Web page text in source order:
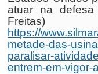
atuar na
Freitas)
https://
metade-das-
paralisar-
entrem-em-vigor-